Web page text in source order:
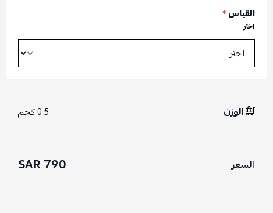
القياس*
اختر
الوزن 0.5 كجم
السعر 790 SAR